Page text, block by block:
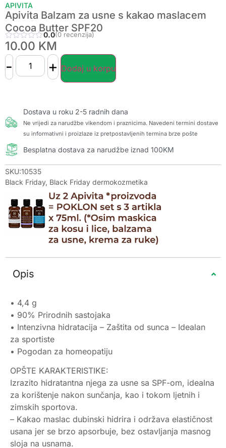
APIVITA
Apivita Balzam za usne s kakao maslacem
Cocoa Butter SPF20
0.0(0 recenzija)
10.00 KM
- + Dodaj u korpu
Dostava u roku 2-5 radnih dana
Ne vrijedi za narudžbe vikendom i praznicima. Navedeni termini dostave
su informativni i proizlaze iz pretpostavljenih termina brze pošte
Besplatna dostava za narudžbe iznad 100KM
SKU:10535
Black Friday, Black Friday dermokozmetika
Opis
• 4,4 g
• 90% Prirodnih sastojaka
• Intenzivna hidratacija – Zaštita od sunca – Idealan
za sportiste
• Pogodan za homeopatiju
OPŠTE KARAKTERISTIKE:
Izrazito hidratantna njega za usne sa SPF-om, idealna
za korištenje nakon sunčanja, kao i tokom ljetnih i
zimskih sportova.
– Kakao maslac dubinski hidrira i održava elastičnost
usana jer se brzo apsorbuje, bez ostavljanja masnog
sloja na usnama.